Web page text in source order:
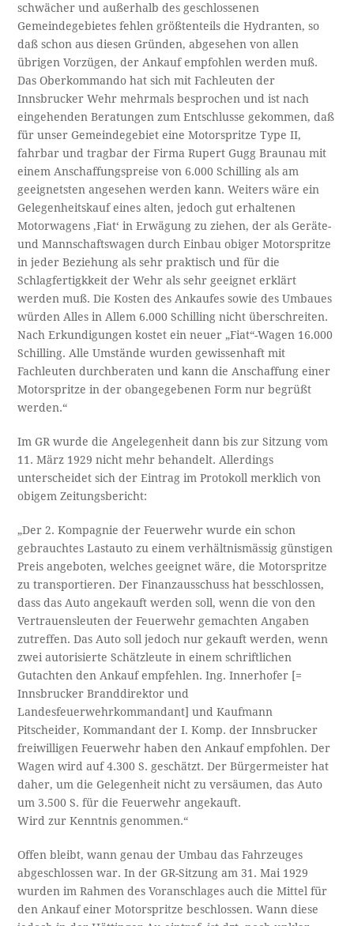
schwächer und außerhalb des geschlossenen
Gemeindegebietes fehlen größtenteils die Hydranten, so
daß schon aus diesen Gründen, abgesehen von allen
übrigen Vorzügen, der Ankauf empfohlen werden muß.
Das Oberkommando hat sich mit Fachleuten der
Innsbrucker Wehr mehrmals besprochen und ist nach
eingehenden Beratungen zum Entschlusse gekommen, daß
für unser Gemeindegebiet eine Motorspritze Type II,
fahrbar und tragbar der Firma Rupert Gugg Braunau mit
einem Anschaffungspreise von 6.000 Schilling als am
geeignetsten angesehen werden kann. Weiters wäre ein
Gelegenheitskauf eines alten, jedoch gut erhaltenen
Motorwagens ‚Fiat‘ in Erwägung zu ziehen, der als Geräte-
und Mannschaftswagen durch Einbau obiger Motorspritze
in jeder Beziehung als sehr praktisch und für die
Schlagfertigkkeit der Wehr als sehr geeignet erklärt
werden muß. Die Kosten des Ankaufes sowie des Umbaues
würden Alles in Allem 6.000 Schilling nicht überschreiten.
Nach Erkundigungen kostet ein neuer „Fiat“-Wagen 16.000
Schilling. Alle Umstände wurden gewissenhaft mit
Fachleuten durchberaten und kann die Anschaffung einer
Motorspritze in der obangegebenen Form nur begrüßt
werden.“
Im GR wurde die Angelegenheit dann bis zur Sitzung vom
11. März 1929 nicht mehr behandelt. Allerdings
unterscheidet sich der Eintrag im Protokoll merklich von
obigem Zeitungsbericht:
„Der 2. Kompagnie der Feuerwehr wurde ein schon
gebrauchtes Lastauto zu einem verhältnismässig günstigen
Preis angeboten, welches geeignet wäre, die Motorspritze
zu transportieren. Der Finanzausschuss hat besschlossen,
dass das Auto angekauft werden soll, wenn die von den
Vertrauensleuten der Feuerwehr gemachten Angaben
zutreffen. Das Auto soll jedoch nur gekauft werden, wenn
zwei autorisierte Schätzleute in einem schriftlichen
Gutachten den Ankauf empfehlen. Ing. Innerhofer [=
Innsbrucker Branddirektor und
Landesfeuerwehrkommandant] und Kaufmann
Pitscheider, Kommandant der I. Komp. der Innsbrucker
freiwilligen Feuerwehr haben den Ankauf empfohlen. Der
Wagen wird auf 4.300 S. geschätzt. Der Bürgermeister hat
daher, um die Gelegenheit nicht zu versäumen, das Auto
um 3.500 S. für die Feuerwehr angekauft.
Wird zur Kenntnis genommen.“
Offen bleibt, wann genau der Umbau das Fahrzeuges
abgeschlossen war. In der GR-Sitzung am 31. Mai 1929
wurden im Rahmen des Voranschlages auch die Mittel für
den Ankauf einer Motorspritze beschlossen. Wann diese